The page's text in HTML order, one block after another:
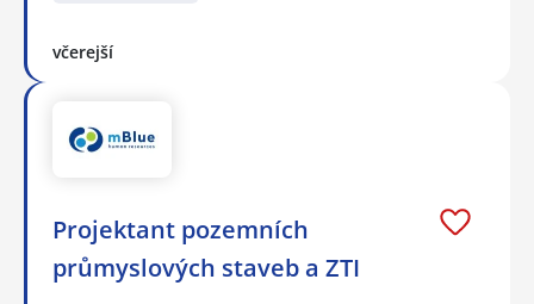
včerejší
Projektant pozemních
průmyslových staveb a ZTI